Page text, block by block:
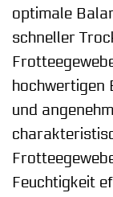
optimale
schneller
hochwertigen
und
Feuchtigkeit